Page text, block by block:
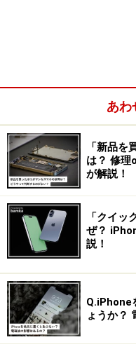
あわ
「新品
は？ 修理
が解説！
「クイ
ぜ？
説！
Q.iPhone
ょうか？